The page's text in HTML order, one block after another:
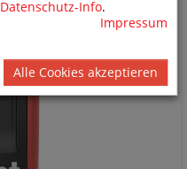
Datenschutz-Info.
Impressum
Alle Cookies akzeptieren